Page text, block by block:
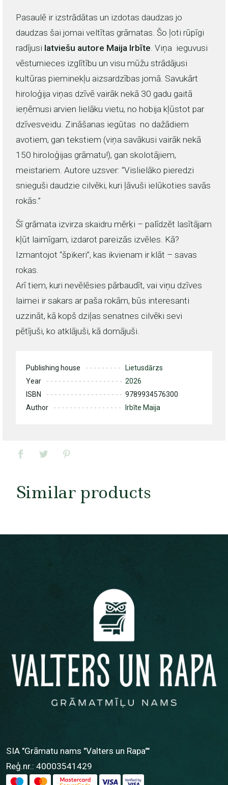
Pasaulē ir izstrādātas un izdotas daudzas jo
daudzas šai jomai veltītas grāmatas. Šo ļoti rūpīgi
radījusi latviešu autore Maija Irbīte. Viņa ieguvusi
vēsturnieces izglītību un visu mūžu strādājusi
kultūras pieminekļu aizsardzības jomā. Savukārt
hiroloģija viņas dzīvē vairāk nekā 30 gadu gaitā
ieņēmusi arvien lielāku vietu, no hobija kļūstot par
dzīvesveidu. Zināšanas iegūtas no dažādiem
avotiem, gan tekstiem (viņa savākusi vairāk nekā
150 hiroloģijas grāmatu!), gan skolotājiem,
meistariem. Autore uzsver: “Vislielāko pieredzi
snieguši daudzie cilvēki, kuri ļāvuši ielūkoties savās
rokās.”
Šī grāmata izvirza skaidru mērķi – palīdzēt lasītājam
kļūt laimīgam, izdarot pareizās izvēles. Kā?
Izmantojot “špikeri”, kas ikvienam ir klāt – savas
rokas.
Arī tiem, kuri nevēlēsies pārbaudīt, vai viņu dzīves
laimei ir sakars ar paša rokām, būs interesanti
uzzināt, kā kopš dziļas senatnes cilvēki sevi
pētījuši, ko atklājuši, kā domājuši.
Publishing house
Lietusdārzs
Year
2026
ISBN
9789934576300
Author
Irbīte Maija
Similar products
SIA "Grāmatu nams "Valters un Rapa""
Reģ.nr.: 40003541429